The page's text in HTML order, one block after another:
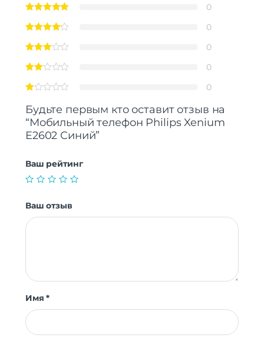
0
0
0
0
0
Будьте первым кто оставит отзыв на
“Мобильный телефон Philips Xenium
E2602 Синий”
Ваш рейтинг
Ваш отзыв
Имя*